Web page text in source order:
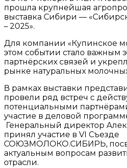
прошла крупнейшая
выставка Сибири —
– 2025».
Для компании «Купинское
этом событии стало важным
партнёрских связей и
рынке натуральных
В рамках выставки
провели ряд встреч с
потенциальными
участие в деловой
Генеральный директор
принял участие в VI Съезде
СОЮЗМОЛОКО.СИБИРЬ,
актуальным вопросам
отрасли.